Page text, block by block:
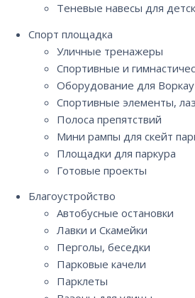
Теневые навесы для
Спорт площадка
Уличные тренажеры
Спортивные и
Оборудование для
Спортивные элементы,
Полоса препятствий
Мини рампы для скейт
Площадки для паркура
Готовые проекты
Благоустройство
Автобусные остановки
Лавки и Скамейки
Перголы, беседки
Парковые качели
Парклеты